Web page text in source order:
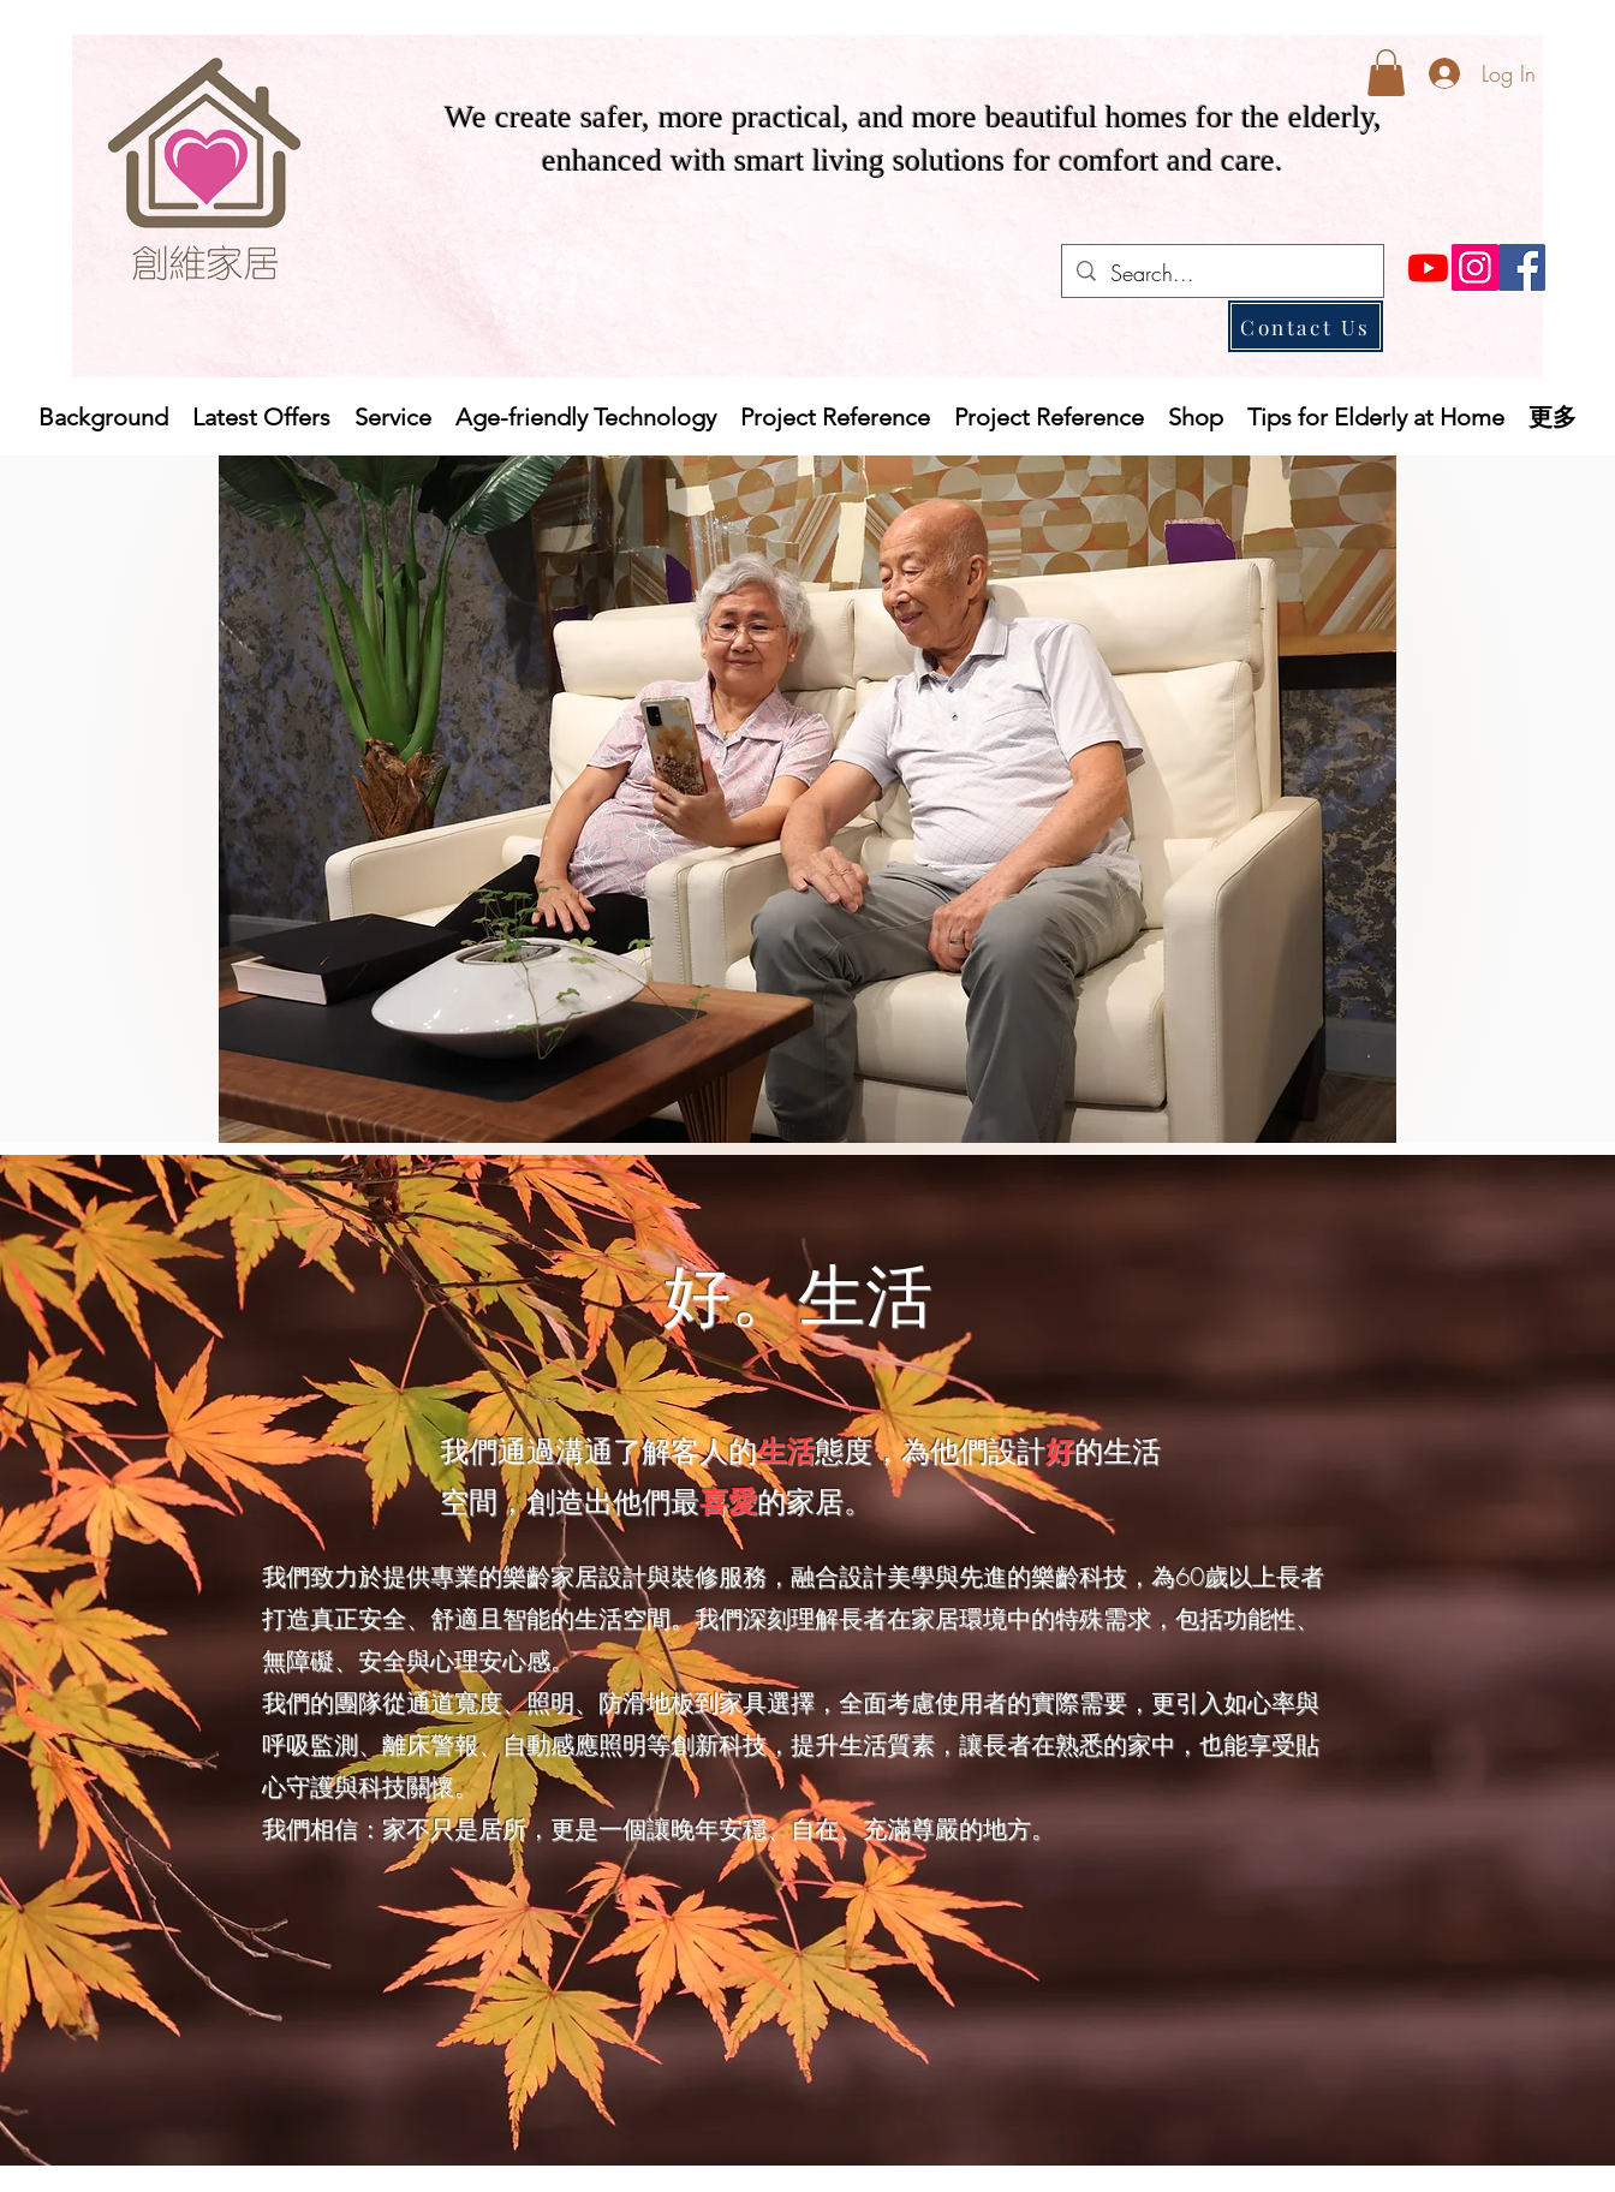
We create safer, more practical, and more beautiful homes for the elderly,
enhanced with smart living solutions for comfort and care.
Log In
Contact Us
Background Latest Offers Service Age-friendly Technology Project Reference Project Reference Shop Tips for Elderly at Home 更多
好。生活
我們通過溝通了解客人的生活態度，為他們設計好的生活
空間，創造出他們最喜愛的家居。
我們致力於提供專業的樂齡家居設計與裝修服務，融合設計美學與先進的樂齡科技，為60歲以上長者
打造真正安全、舒適且智能的生活空間。我們深刻理解長者在家居環境中的特殊需求，包括功能性、
無障礙、安全與心理安心感。
我們的團隊從通道寬度、照明、防滑地板到家具選擇，全面考慮使用者的實際需要，更引入如心率與
呼吸監測、離床警報、自動感應照明等創新科技，提升生活質素，讓長者在熟悉的家中，也能享受貼
心守護與科技關懷。
我們相信：家不只是居所，更是一個讓晚年安穩、自在、充滿尊嚴的地方。